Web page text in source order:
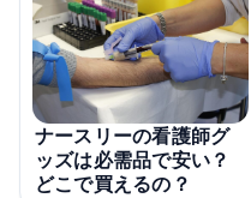
ナースリーの看護師グ
ッズは必需品で安い？
どこで買えるの？